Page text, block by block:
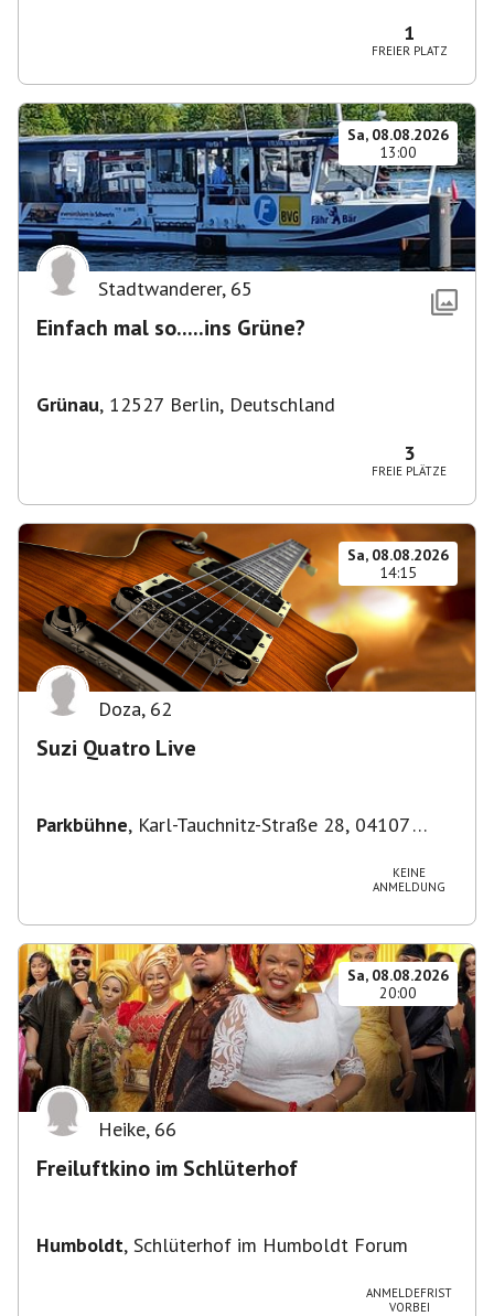
1
FREIER PLATZ
Sa, 08.08.2026
13:00
Stadtwanderer, 65
Einfach mal so.....ins Grüne?
Grünau, 12527 Berlin, Deutschland
3
FREIE PLÄTZE
Sa, 08.08.2026
14:15
Doza, 62
Suzi Quatro Live
Parkbühne, Karl-Tauchnitz-Straße 28, 04107
KEINE
ANMELDUNG
Sa, 08.08.2026
20:00
Heike, 66
Freiluftkino im Schlüterhof
Humboldt, Schlüterhof im Humboldt Forum
ANMELDEFRIST
VORBEI